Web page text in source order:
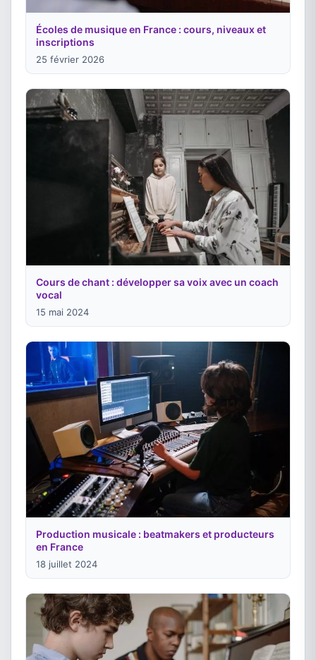
Écoles de musique en France : cours, niveaux et
inscriptions
25 février 2026
Cours de chant : développer sa voix avec un coach
vocal
15 mai 2024
Production musicale : beatmakers et producteurs
en France
18 juillet 2024